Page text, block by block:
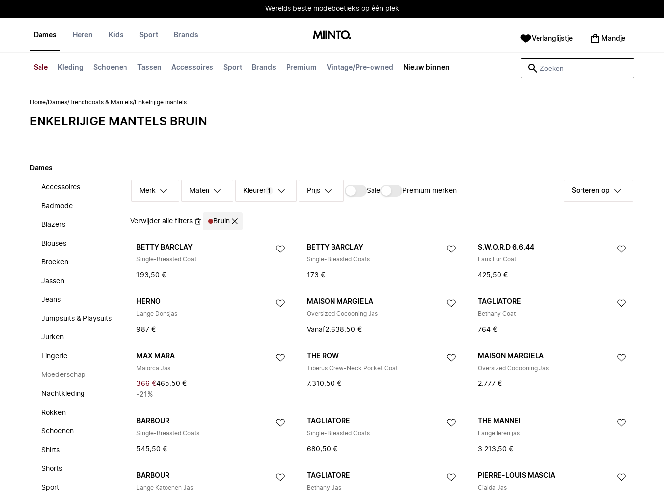
Werelds beste modeboetieks op één plek
Dames
Sale Kleding Schoenen Tassen Accessoires Sport Brands Premium Vintage/Pre-owned Nieuw binnen
Heren Kids Sport Brands Verlanglijstje Mandje
Home/Dames/Trenchcoats & Mantels/Enkelrijige mantels
ENKELRIJIGE MANTELS BRUIN
Dames
Accessoires
Badmode
Blazers
Blouses
Broeken
Jassen
Jeans
Jumpsuits & Playsuits
Jurken
Lingerie
Moederschap
Nachtkleding
Rokken
Schoenen
Shirts
Shorts
Sport
Merk Maten Kleuren 1 Prijs Sale Premium merken Sorteren op
Verwijder alle filters Bruin
BETTY BARCLAY
Single-Breasted Coat
193,50 €
BETTY BARCLAY
Single-Breasted Coats
173 €
S.W.O.R.D 6.6.44
Faux Fur Coat
425,50 €
HERNO
Lange Donsjas
987 €
MAISON MARGIELA
Oversized Cocooning Jas
Vanaf2.638,50 €
TAGLIATORE
Bethany Coat
764 €
MAX MARA
Maiorca Jas
366 €465,50 €
-21%
THE ROW
Tiberus Crew-Neck Pocket Coat
7.310,50 €
MAISON MARGIELA
Oversized Cocooning Jas
2.777 €
BARBOUR
Single-Breasted Coats
545,50 €
TAGLIATORE
Single-Breasted Coats
680,50 €
THE MANNEI
Lange leren jas
3.213,50 €
BARBOUR
Lange Katoenen Jas
TAGLIATORE
Bethany Jas
PIERRE-LOUIS MASCIA
Cialda Jas